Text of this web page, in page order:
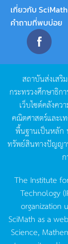
เกี่ยวกับ SciMath
คำถามที่พบบ่อย
สถาบันส่งเสริ
กระทรวงศึกษาธิก
เว็บไซต์คลังคว
คณิตศาสตร์และเ
พื้นฐานเป็นหลัก
ทรัพย์สินทางปัญญา
The Institute
Technology
organization
SciMath as a
Science,